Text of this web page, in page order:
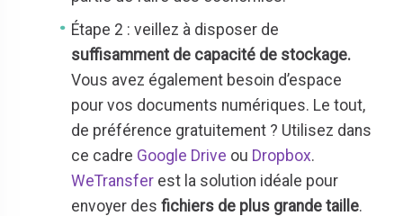
Étape 2 : veillez à disposer de
suffisamment de capacité de stockage.
Vous avez également besoin d’espace
pour vos documents numériques. Le tout,
de préférence gratuitement ? Utilisez dans
ce cadre Google Drive ou Dropbox.
WeTransfer est la solution idéale pour
envoyer des fichiers de plus grande taille.